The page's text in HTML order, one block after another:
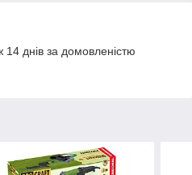
днів за домовленістю